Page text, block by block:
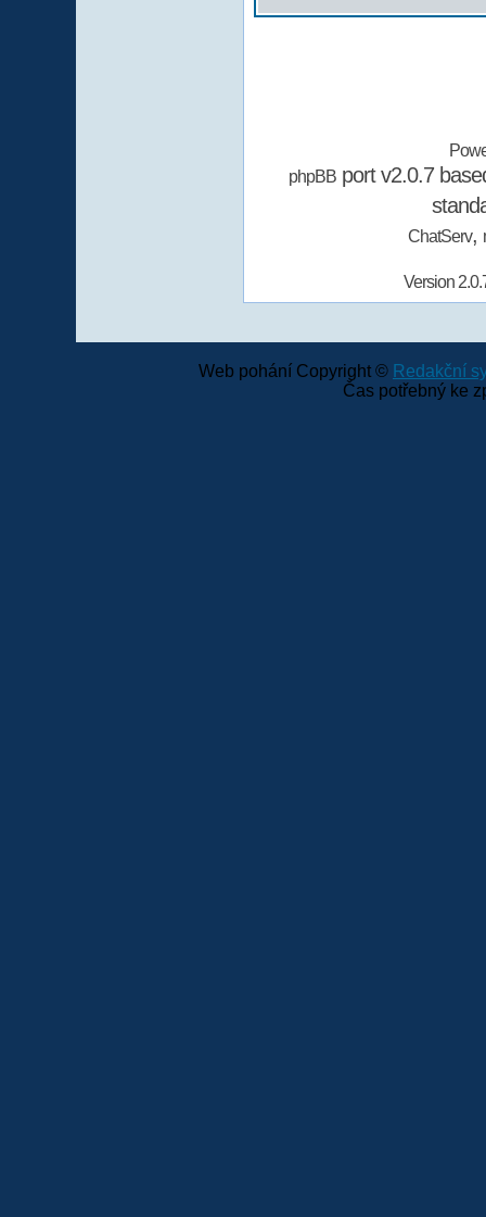
phpBBport v2.0.7
ChatServ,
Version
Web pohání Copyright © Redakční
Čas potřebný ke